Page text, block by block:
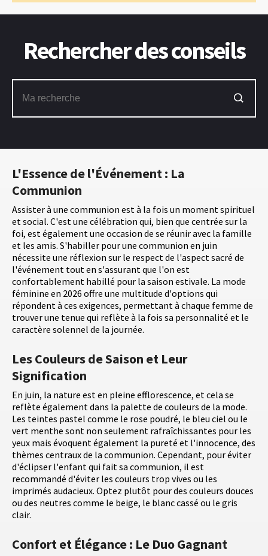
L'Essence de l'Événement : La
Communion
Assister à une communion est à la fois un moment spirituel
et social. C'est une célébration qui, bien que centrée sur la
foi, est également une occasion de se réunir avec la famille
et les amis. S'habiller pour une communion en juin
nécessite une réflexion sur le respect de l'aspect sacré de
l'événement tout en s'assurant que l'on est
confortablement habillé pour la saison estivale. La mode
féminine en 2026 offre une multitude d'options qui
répondent à ces exigences, permettant à chaque femme de
trouver une tenue qui reflète à la fois sa personnalité et le
caractère solennel de la journée.
Les Couleurs de Saison et Leur
Signification
En juin, la nature est en pleine efflorescence, et cela se
reflète également dans la palette de couleurs de la mode.
Les teintes pastel comme le rose poudré, le bleu ciel ou le
vert menthe sont non seulement rafraîchissantes pour les
yeux mais évoquent également la pureté et l'innocence, des
thèmes centraux de la communion. Cependant, pour éviter
d'éclipser l'enfant qui fait sa communion, il est
recommandé d'éviter les couleurs trop vives ou les
imprimés audacieux. Optez plutôt pour des couleurs douces
ou des neutres comme le beige, le blanc cassé ou le gris
clair.
Confort et Élégance : Le Duo Gagnant
Rechercher des conseils